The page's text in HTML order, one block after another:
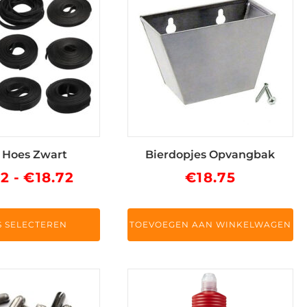
Zwart
- €18.72
€18.72
SELECTEREN
Bierdopjes Opvangbak
€18.75
TOEVOEGEN AAN WINKELWAGEN